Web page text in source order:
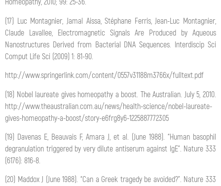
Homeopathy, 2010; 99: 25-36.
(17) Luc Montagnier, Jamal Aissa, Stéphane Ferris, Jean-Luc Montagnier,
Claude Lavallee, Electromagnetic Signals Are Produced by Aqueous
Nanostructures Derived from Bacterial DNA Sequences. Interdiscip Sci
Comput Life Sci (2009) 1: 81-90.
http://www.springerlink.com/content/0557v31188m3766x/fulltext.pdf
(18) Nobel laureate gives homeopathy a boost. The Australian. July 5, 2010.
http://www.theaustralian.com.au/news/health-science/nobel-laureate-
gives-homeopathy-a-boost/story-e6frg8y6-1225887772305
(19) Davenas E, Beauvais F, Amara J, et al. (June 1988). “Human basophil
degranulation triggered by very dilute antiserum against IgE”. Nature 333
(6176): 816-8.
(20) Maddox J (June 1988). “Can a Greek tragedy be avoided?”. Nature 333